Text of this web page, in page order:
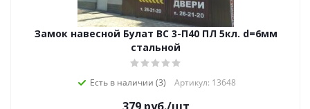
Замок навесной Булат ВС 3-П40 ПЛ 5кл. d=6мм
стальной
Есть в наличии (3) Артикул: 13648